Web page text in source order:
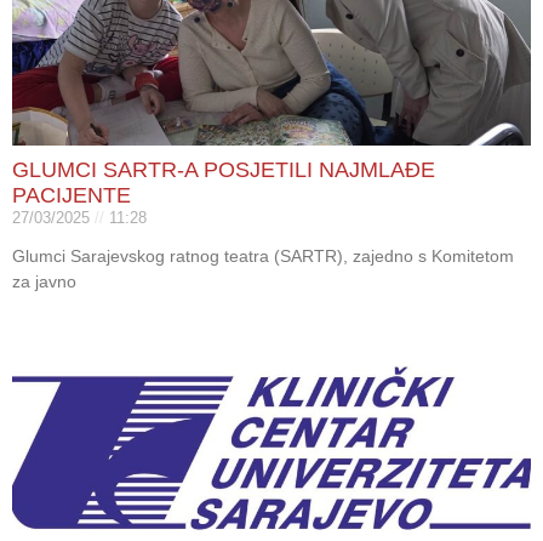
GLUMCI SARTR-A POSJETILI NAJMLAĐE
PACIJENTE
27/03/2025 11:28
Glumci Sarajevskog ratnog teatra (SARTR), zajedno s Komitetom
za javno